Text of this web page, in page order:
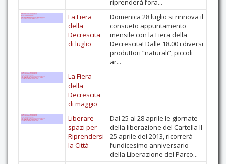
riprenderà l’ora...
La Fiera
della
Decrescita
di luglio
Domenica 28 luglio si rinnova il
consueto appuntamento
mensile con la Fiera della
Decrescita! Dalle 18.00 i diversi
produttori “naturali”, piccoli
ar...
La Fiera
della
Decrescita
di maggio
Liberare
spazi per
Riprendersi
la Città
Dal 25 al 28 aprile le giornate
della liberazione del Cartella Il
25 aprile del 2013, ricorrerà
l’undicesimo anniversario
della Liberazione del Parco...